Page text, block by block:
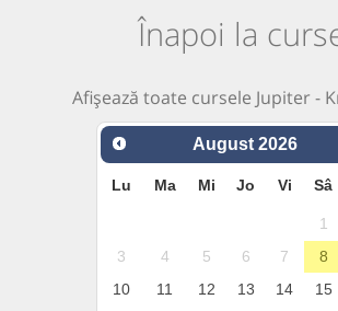
Înapoi la
Afișează toate cursele Jupiter -
August 2026
Lu Ma Mi Jo Vi Sâ
1
3
4 5 6 7 8
10
11 12 13 14 15